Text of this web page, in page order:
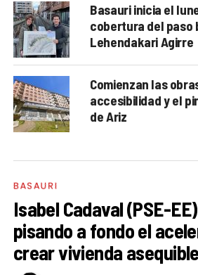
Basauri inicia el
cobertura del paso
Lehendakari Agirre
Comienzan las
accesibilidad y el
de Ariz
BASAURI
Isabel Cadaval (PSE-
pisando a fondo el
crear vivienda